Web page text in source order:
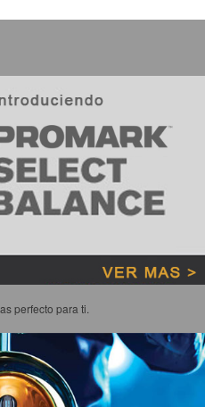
perfecto para ti.